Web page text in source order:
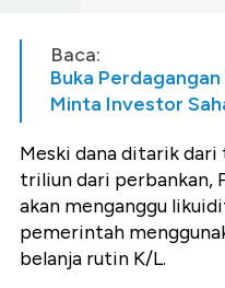
Baca:
Buka
Minta Investor
Meski dana ditarik dari
triliun dari perbankan,
akan menganggu
pemerintah
belanja rutin K/L.